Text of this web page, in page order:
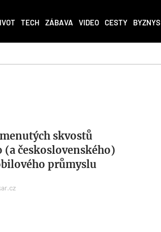
TECH ZÁBAVA VIDEO CESTY BYZNYS
skvostů
(a československého)
průmyslu